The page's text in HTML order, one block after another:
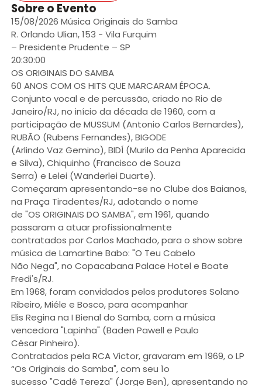
Sobre o Evento
15/08/2026 Música Originais do Samba
R. Orlando Ulian, 153 - Vila Furquim
– Presidente Prudente – SP
20:30:00
OS ORIGINAIS DO SAMBA
60 ANOS COM OS HITS QUE MARCARAM ÉPOCA.
Conjunto vocal e de percussão, criado no Rio de
Janeiro/RJ, no início da década de 1960, com a
participação de MUSSUM (Antonio Carlos Bernardes),
RUBÃO (Rubens Fernandes), BIGODE
(Arlindo Vaz Gemino), BIDÍ (Murilo da Penha Aparecida
e Silva), Chiquinho (Francisco de Souza
Serra) e Lelei (Wanderlei Duarte).
Começaram apresentando-se no Clube dos Baianos,
na Praça Tiradentes/RJ, adotando o nome
de "OS ORIGINAIS DO SAMBA", em 1961, quando
passaram a atuar profissionalmente
contratados por Carlos Machado, para o show sobre
música de Lamartine Babo: "O Teu Cabelo
Não Nega", no Copacabana Palace Hotel e Boate
Fredi's/RJ.
Em 1968, foram convidados pelos produtores Solano
Ribeiro, Miéle e Bosco, para acompanhar
Elis Regina na I Bienal do Samba, com a música
vencedora "Lapinha" (Baden Pawell e Paulo
César Pinheiro).
Contratados pela RCA Victor, gravaram em 1969, o LP
“Os Originais do Samba", com seu 1o
sucesso "Cadê Tereza" (Jorge Ben), apresentando no